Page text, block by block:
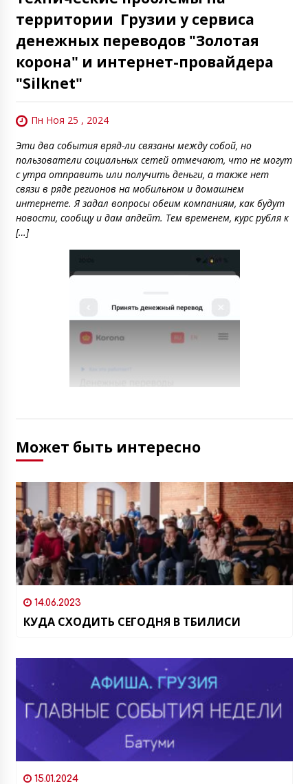
территории Грузии у сервиса
денежных переводов "Золотая
корона" и интернет-провайдера
"Silknet"
Пн Ноя 25 , 2024
Эти два события вряд-ли связаны между собой, но
пользователи социальных сетей отмечают, что не могут
с утра отправить или получить деньги, а также нет
связи в ряде регионов на мобильном и домашнем
интернете. Я задал вопросы обеим компаниям, как будут
новости, сообщу и дам апдейт. Тем временем, курс рубля к
[…]
Может быть интересно
14.06.2023
КУДА СХОДИТЬ СЕГОДНЯ В ТБИЛИСИ
15.01.2024